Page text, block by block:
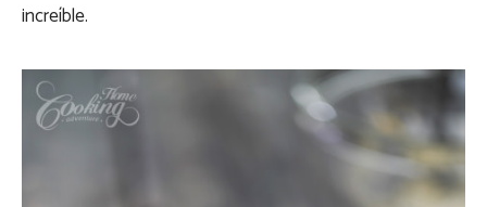
increíble.